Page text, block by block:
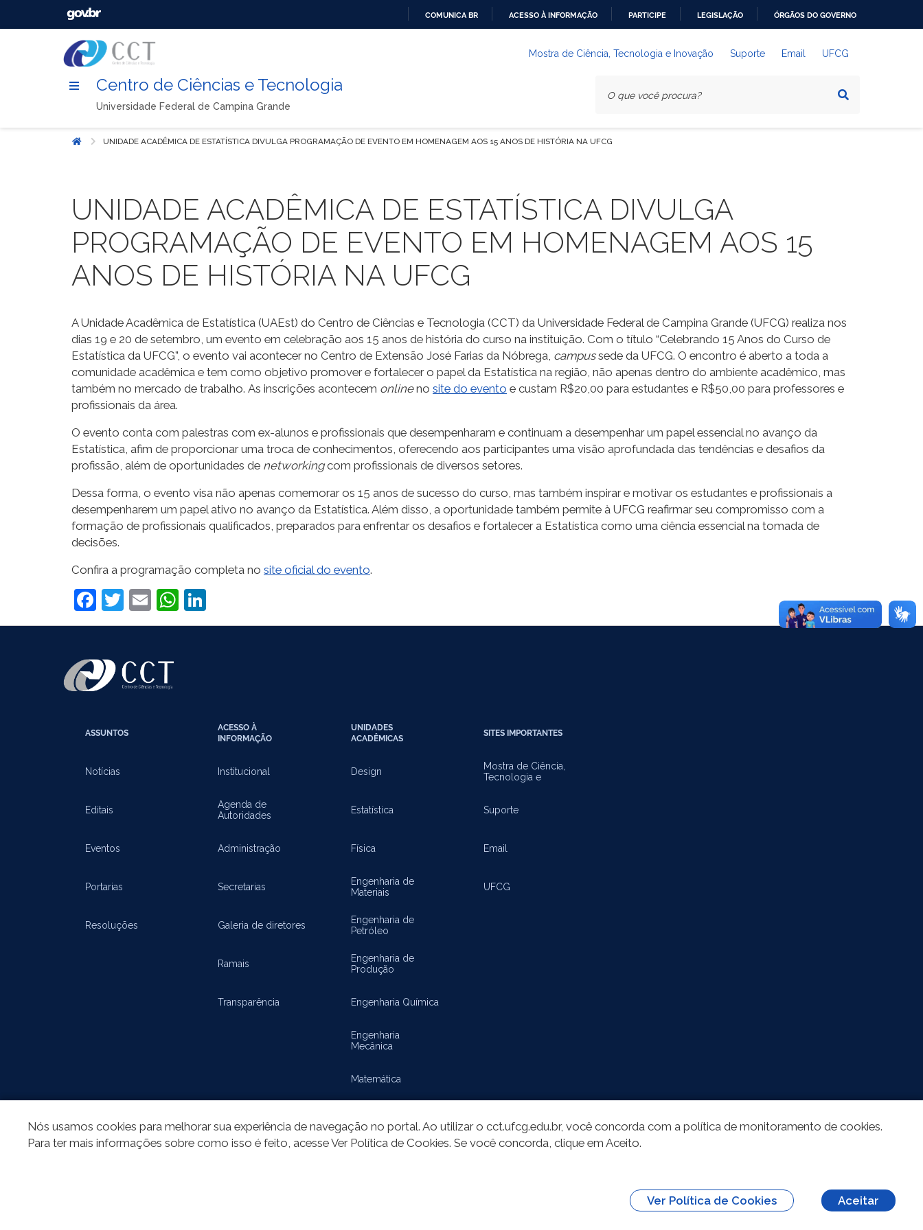
COMUNICA BR ACESSO À INFORMAÇÃO PARTICIPE LEGISLAÇÃO ÓRGÃOS DO GOVERNO
Mostra de Ciência, Tecnologia e Inovação Suporte Email UFCG
Centro de Ciências e Tecnologia
Universidade Federal de Campina Grande
Início UNIDADE ACADÊMICA DE ESTATÍSTICA DIVULGA PROGRAMAÇÃO DE EVENTO EM HOMENAGEM AOS 15 ANOS DE HISTÓRIA NA UFCG
UNIDADE ACADÊMICA DE ESTATÍSTICA DIVULGA
PROGRAMAÇÃO DE EVENTO EM HOMENAGEM AOS 15
ANOS DE HISTÓRIA NA UFCG
A Unidade Acadêmica de Estatística (UAEst) do Centro de Ciências e Tecnologia (CCT) da Universidade Federal de Campina Grande (UFCG) realiza nos
dias 19 e 20 de setembro, um evento em celebração aos 15 anos de história do curso na instituição. Com o título “Celebrando 15 Anos do Curso de
Estatística da UFCG”, o evento vai acontecer no Centro de Extensão José Farias da Nóbrega, campussede da UFCG. O encontro é aberto a toda a
comunidade acadêmica e tem como objetivo promover e fortalecer o papel da Estatística na região, não apenas dentro do ambiente acadêmico, mas
também no mercado de trabalho. As inscrições acontecem onlineno site do evento e custam R$20,00 para estudantes e R$50,00 para professores e
profissionais da área.
O evento conta com palestras com ex-alunos e profissionais que desempenharam e continuam a desempenhar um papel essencial no avanço da
Estatística, afim de proporcionar uma troca de conhecimentos, oferecendo aos participantes uma visão aprofundada das tendências e desafios da
profissão, além de oportunidades de networkingcom profissionais de diversos setores.
Dessa forma, o evento visa não apenas comemorar os 15 anos de sucesso do curso, mas também inspirar e motivar os estudantes e profissionais a
desempenharem um papel ativo no avanço da Estatística. Além disso, a oportunidade também permite à UFCG reafirmar seu compromisso com a
formação de profissionais qualificados, preparados para enfrentar os desafios e fortalecer a Estatística como uma ciência essencial na tomada de
decisões.
Confira a programação completa no site oficial do evento.
Facebook
Twitter
EmailWhatsApp
ASSUNTOS
Notícias
Editais
Eventos
Portarias
Resoluções
ACESSO À
INFORMAÇÃO
Institucional
Agenda de
Autoridades
Administração
Secretarias
Galeria de diretores
Ramais
Transparência
UNIDADES
ACADÊMICAS
Design
Estatística
Física
Engenharia de
Materiais
Engenharia de
Petróleo
Engenharia de
Produção
Engenharia Química
Engenharia
Mecânica
Matemática
SITES IMPORTANTES
Mostra de Ciência,
Tecnologia e
Suporte
Email
UFCG
REDES SOCIAIS
Nós usamos cookies para melhorar sua experiência de navegação no portal. Ao utilizar o cct.ufcg.edu.br, você concorda com a política de monitoramento de cookies.
Para ter mais informações sobre como isso é feito, acesse Ver Política de Cookies. Se você concorda, clique em Aceito.
Ver Política de Cookies Aceitar